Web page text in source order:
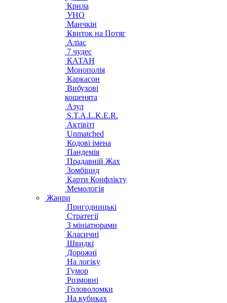
Крила
УНО
Манчкін
Квиток на Потяг
Аліас
7 чудес
КАТАН
Монополія
Каркасон
Вибухові
кошенята
Азул
S.T.A.L.K.E.R.
Актівіті
Unmatched
Кодові імена
Пандемія
Прадавній Жах
Зомбіцид
Карти Конфлікту
Мемологія
Жанри
Пригодницькі
Стратегії
З мініатюрами
Класичні
Швидкі
Дорожні
На логіку
Гумор
Розмовні
Головоломки
На кубиках